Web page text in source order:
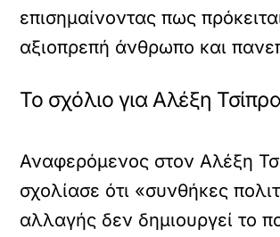
επισημαίνοντας πως
αξιοπρεπή άνθρωπο και
Το σχόλιο για Αλέξη
Αναφερόμενος στον Αλέξη
σχολίασε ότι «συνθήκες
αλλαγής δεν δημιουργεί το